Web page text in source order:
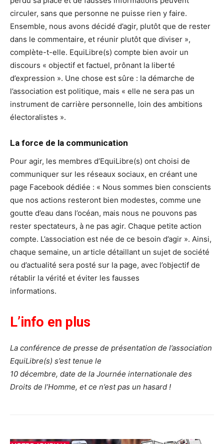
circuler, sans que personne ne puisse rien y faire.
Ensemble, nous avons décidé d’agir, plutôt que de rester
dans le commentaire, et réunir plutôt que diviser »,
complète-t-elle. EquiLibre(s) compte bien avoir un
discours « objectif et factuel, prônant la liberté
d’expression ». Une chose est sûre : la démarche de
l’association est politique, mais « elle ne sera pas un
instrument de carrière personnelle, loin des ambitions
électoralistes ».
La force de la communication
Pour agir, les membres d’EquiLibre(s) ont choisi de
communiquer sur les réseaux sociaux, en créant une
page Facebook dédiée : « Nous sommes bien conscients
que nos actions resteront bien modestes, comme une
goutte d’eau dans l’océan, mais nous ne pouvons pas
rester spectateurs, à ne pas agir. Chaque petite action
compte. L’association est née de ce besoin d’agir ». Ainsi,
chaque semaine, un article détaillant un sujet de société
ou d’actualité sera posté sur la page, avec l’objectif de
rétablir la vérité et éviter les fausses
informations.
L’info en plus
La conférence de presse de présentation de l’association
EquiLibre(s) s’est tenue le
10 décembre, date de la Journée internationale des
Droits de l’Homme, et ce n’est pas un hasard !